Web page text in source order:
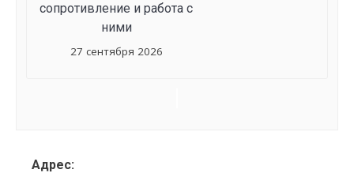
сопротивление и работа с
ними
27 сентября 2026
Адрес: